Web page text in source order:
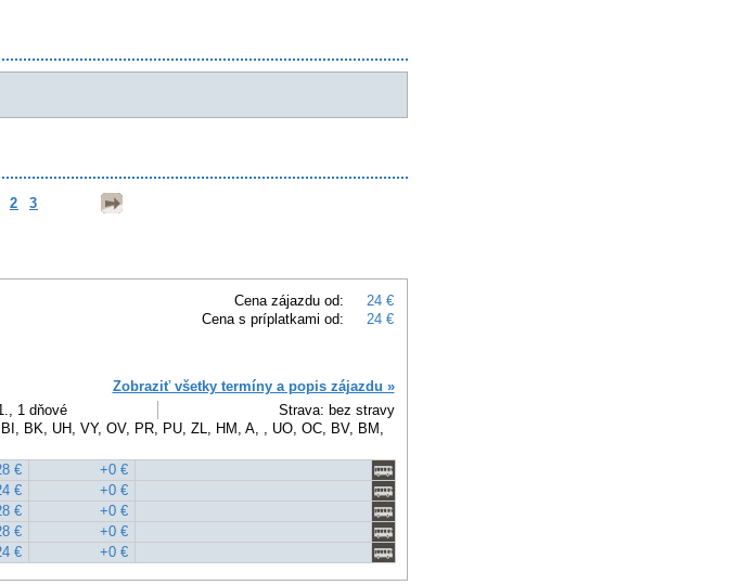
2 3
Cena zájazdu od:
24 €
Cena s príplatkami od:
24 €
Zobraziť všetky termíny a popis zájazdu »
1 dňové
Strava: bez stravy
BK, UH, VY, OV, PR, PU, ZL, HM, A, , UO, OC, BV, BM,
€
+0 €
€
+0 €
€
+0 €
€
+0 €
€ +0 €